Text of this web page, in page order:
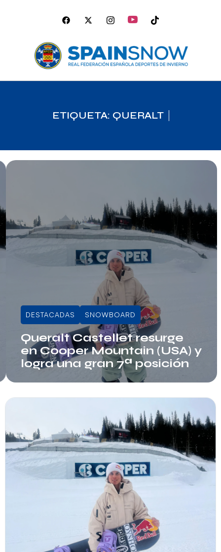
ETIQUETA: QUERALT
DESTACADAS SNOWBOARD
Queralt Castellet resurge
en Cooper Mountain (USA) y
logra una gran 7ª posición